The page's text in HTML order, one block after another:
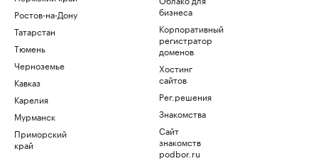
Ростов-на-Дону
Татарстан
Тюмень
Черноземье
Кавказ
Карелия
Мурманск
Приморский
край
бизнеса
Корпоративный
регистратор
доменов
Хостинг
сайтов
Рег.решения
Знакомства
Сайт
знакомств
podbor.ru